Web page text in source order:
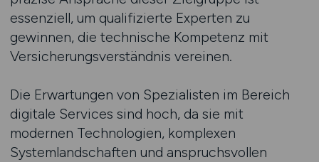
essenziell, um qualifizierte Experten zu
gewinnen, die technische Kompetenz mit
Versicherungsverständnis vereinen.
Die Erwartungen von Spezialisten im Bereich
digitale Services sind hoch, da sie mit
modernen Technologien, komplexen
Systemlandschaften und anspruchsvollen